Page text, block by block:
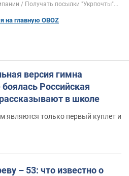
Получать посылки "Укрпочты"...
на главную OBOZ
версия гимна
Российская
в школе
являются только первый куплет и
– 53: что известно о